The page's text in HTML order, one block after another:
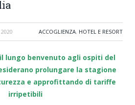
ACCOGLIENZA, HOTEL E RESORT
lungo benvenuto agli ospiti del
prolungare la stagione
e approfittando di tariffe
irripetibili